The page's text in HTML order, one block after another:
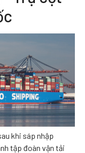
khi sáp nhập
tập đoàn vận tải